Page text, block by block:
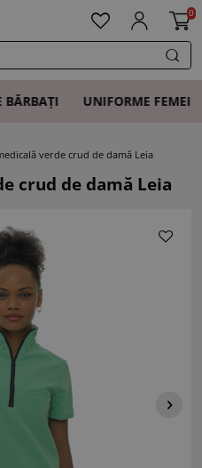
0
BĂRBAȚI UNIFORME FEMEI
verde crud de damă Leia
crud de damă Leia